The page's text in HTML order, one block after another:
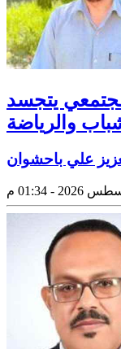
يتجسد
والرياضة
علي باحشوان